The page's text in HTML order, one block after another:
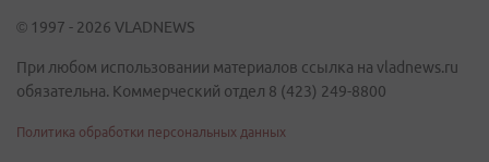
© 1997 - 2026 VLADNEWS
При любом использовании материалов ссылка на vladnews.ru
обязательна. Коммерческий отдел 8 (423) 249-8800
Политика обработки персональных данных